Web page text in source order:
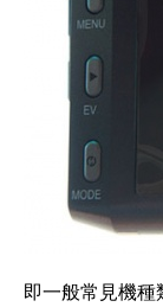
即一般常見機